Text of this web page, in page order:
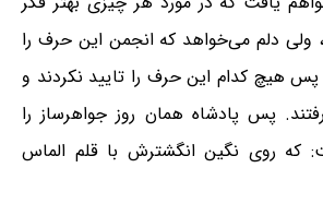
ولی دلم می‌خواهد که انجمن این حرف را
هیچ کدام این حرف را تایید نکردند و
پس پادشاه همان روز جواهرساز را
که روی نگین انگشترش با قلم الماس